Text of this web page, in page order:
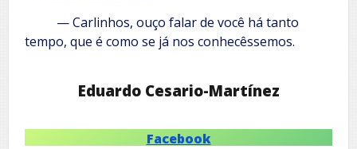
— Carlinhos, ouço falar de você há tanto
tempo, que é como se já nos conhecêssemos.
Eduardo Cesario-Martínez
Facebook